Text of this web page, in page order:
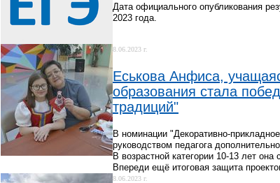
Дата официального опубликования
2023 года.
8.06.2023 г.
Еськова Анфиса,
образования стала
традиций"
В номинации "Декоративно-
руководством педагога
В возрастной категории 10-13 лет
Впереди ещё итоговая защита
8.06.2023 г.